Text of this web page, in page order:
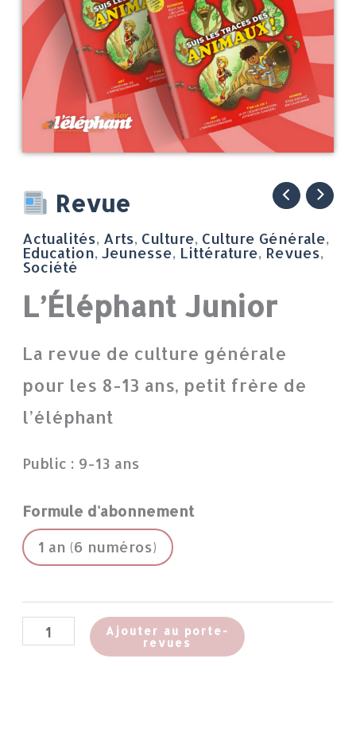
Revue
Actualités, Arts, Culture, Culture Générale,
Education, Jeunesse, Littérature, Revues,
Société
L’Éléphant Junior
La revue de culture générale
pour les 8-13 ans, petit frère de
l’éléphant
Public : 9-13 ans
Formule d'abonnement
1 an (6 numéros)
quantité
de
L’Éléphant
Junior
Ajouter au porte-
revues